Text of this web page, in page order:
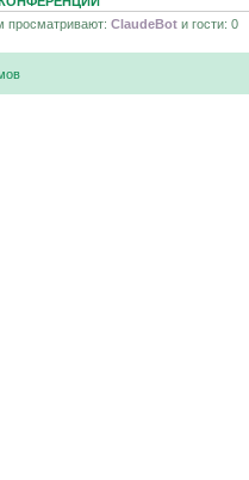
просматривают: ClaudeBot и гости: 0